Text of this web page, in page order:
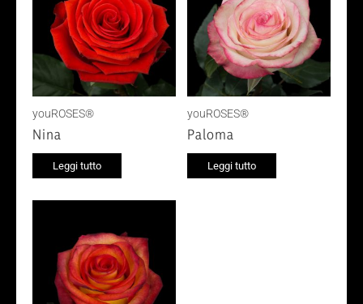
youROSES®
Nina
Leggi tutto
youROSES®
Paloma
Leggi tutto